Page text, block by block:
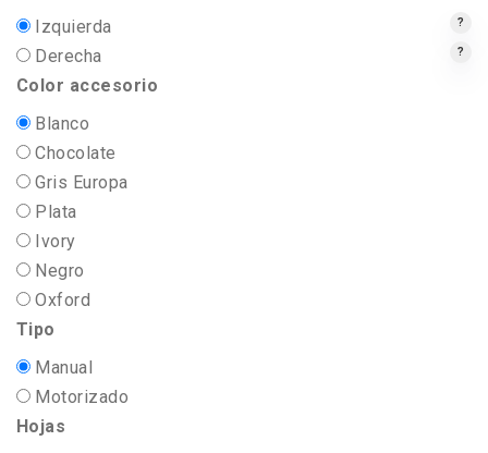
?
Izquierda
?
Derecha
Color accesorio
Blanco
Chocolate
Gris Europa
Plata
Ivory
Negro
Oxford
Tipo
Manual
Motorizado
Hojas